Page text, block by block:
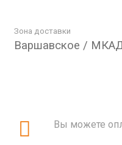
Зона доставки
Варшавское /
Вы можете